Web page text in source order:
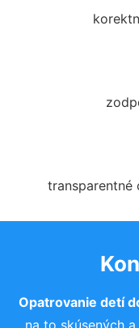
Opatrovanie detí
na to skúsených